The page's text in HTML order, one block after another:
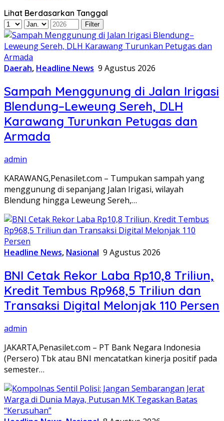
Lihat Berdasarkan Tanggal
Daerah, Headline News 9 Agustus 2026
Sampah Menggunung di Jalan Irigasi
Blendung–Leweung Sereh, DLH
Karawang Turunkan Petugas dan
Armada
admin
KARAWANG,Penasilet.com – Tumpukan sampah yang
menggunung di sepanjang Jalan Irigasi, wilayah
Blendung hingga Leweung Sereh,…
Headline News, Nasional 9 Agustus 2026
BNI Cetak Rekor Laba Rp10,8 Triliun,
Kredit Tembus Rp968,5 Triliun dan
Transaksi Digital Melonjak 110 Persen
admin
JAKARTA,Penasilet.com – PT Bank Negara Indonesia
(Persero) Tbk atau BNI mencatatkan kinerja positif pada
semester…